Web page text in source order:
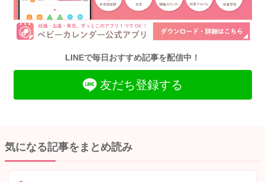
LINEで毎日おすすめ記事を配信中！
友だち登録する
気になる記事をまとめ読み